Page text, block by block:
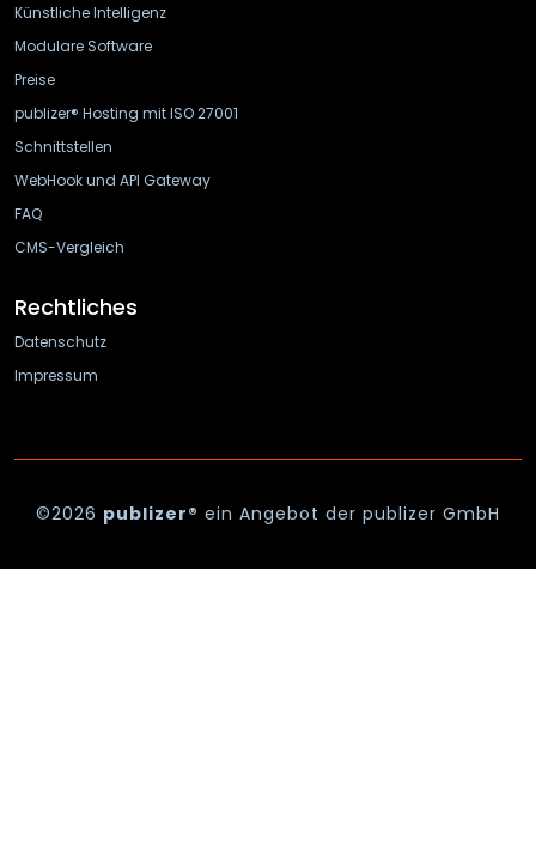
Künstliche Intelligenz
Modulare Software
Preise
publizer® Hosting mit ISO 27001
Schnittstellen
WebHook und API Gateway
FAQ
CMS-Vergleich
Rechtliches
Datenschutz
Impressum
©2026 publizer® ein Angebot der publizer GmbH